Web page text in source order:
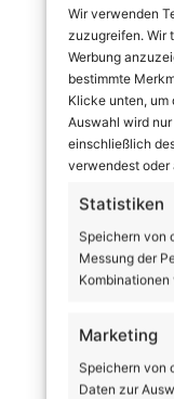
Wir verwenden
zuzugreifen. Wir
Werbung
bestimmte
Klicke unten, um
Auswahl wird
einschließlich
verwendest
Statistiken
Speichern von
Messung der
Marketing
Speichern von
Daten zur
Anzeige